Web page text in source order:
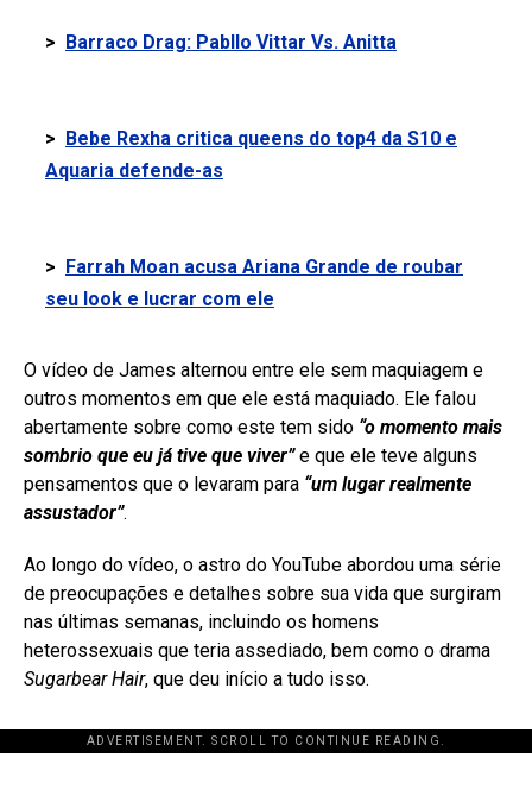
> Barraco Drag: Pabllo Vittar Vs. Anitta
> Bebe Rexha critica queens do top4 da S10 e
Aquaria defende-as
> Farrah Moan acusa Ariana Grande de roubar
seu look e lucrar com ele
O vídeo de James alternou entre ele sem maquiagem e
outros momentos em que ele está maquiado. Ele falou
abertamente sobre como este tem sido “o momento mais
sombrio que eu já tive que viver”e que ele teve alguns
pensamentos que o levaram para “um lugar realmente
assustador”.
Ao longo do vídeo, o astro do YouTube abordou uma série
de preocupações e detalhes sobre sua vida que surgiram
nas últimas semanas, incluindo os homens
heterossexuais que teria assediado, bem como o drama
Sugarbear Hair, que deu início a tudo isso.
ADVERTISEMENT. SCROLL TO CONTINUE READING.